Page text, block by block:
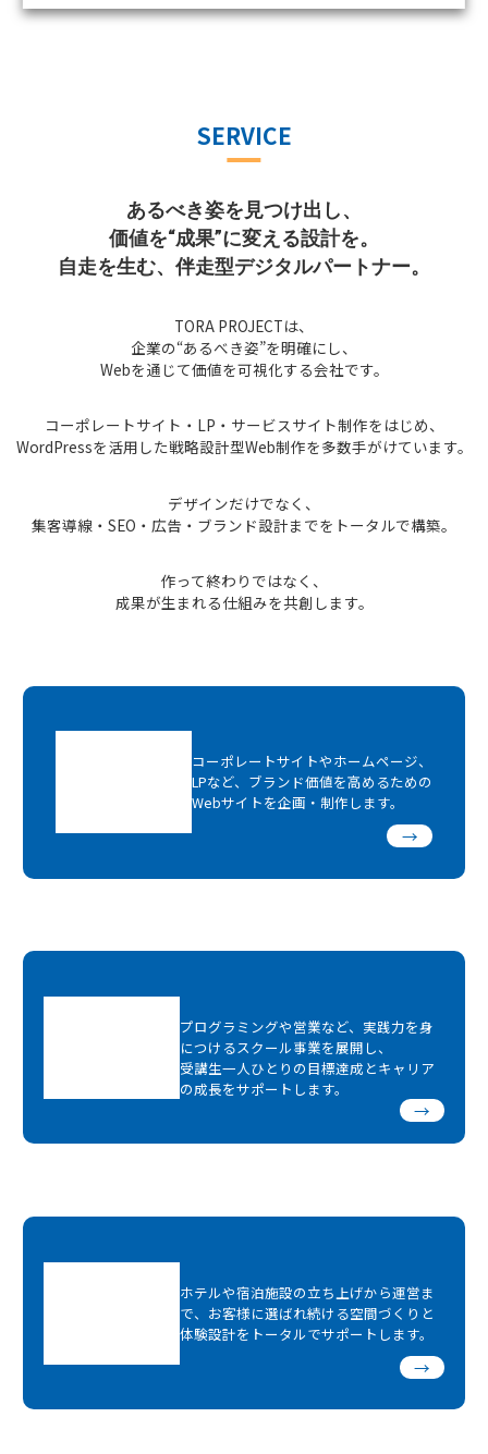
SERVICE
あるべき姿を見つけ出し、
価値を“成果”に変える設計を。
自走を生む、伴走型デジタルパートナー。
TORA PROJECTは、
企業の“あるべき姿”を明確にし、
Webを通じて価値を可視化する会社です。
コーポレートサイト・LP・サービスサイト制作をはじめ、
WordPressを活用した戦略設計型Web制作を多数手がけています。
デザインだけでなく、
集客導線・SEO・広告・ブランド設計までをトータルで構築。
作って終わりではなく、
成果が生まれる仕組みを共創します。
コーポレートサイトやホームページ、
LPなど、ブランド価値を高めるための
Webサイトを企画・制作します。
→
プログラミングや営業など、実践力を身
につけるスクール事業を展開し、
受講生一人ひとりの目標達成とキャリア
の成長をサポートします。
→
ホテルや宿泊施設の立ち上げから運営ま
で、お客様に選ばれ続ける空間づくりと
体験設計をトータルでサポートします。
→